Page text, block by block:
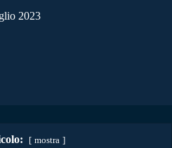
2023
mostra